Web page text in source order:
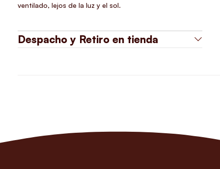
ventilado, lejos de la luz y el sol.
Despacho y Retiro en tienda